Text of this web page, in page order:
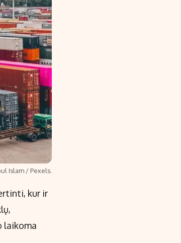
Islam / Pexels.
kur ir
laikoma